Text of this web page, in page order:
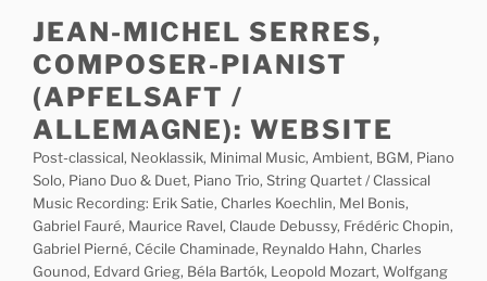
content
JEAN-MICHEL SERRES,
COMPOSER-PIANIST
(APFELSAFT /
ALLEMAGNE): WEBSITE
Post-classical, Neoklassik, Minimal Music, Ambient, BGM, Piano
Solo, Piano Duo & Duet, Piano Trio, String Quartet / Classical
Music Recording: Erik Satie, Charles Koechlin, Mel Bonis,
Gabriel Fauré, Maurice Ravel, Claude Debussy, Frédéric Chopin,
Gabriel Pierné, Cécile Chaminade, Reynaldo Hahn, Charles
Gounod, Edvard Grieg, Béla Bartók, Leopold Mozart, Wolfgang